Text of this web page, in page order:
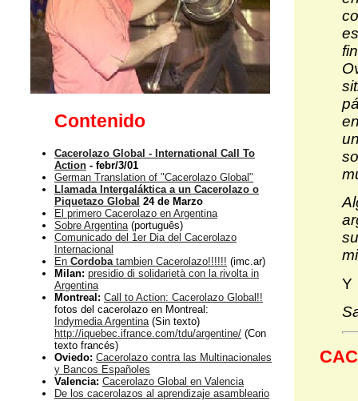
Contenido
Cacerolazo Global - International Call To
Action - febr/3/01
German Translation of "Cacerolazo Global"
Llamada Intergaláktica a un Cacerolazo o
Piquetazo Global 24 de Marzo
El primero Cacerolazo en Argentina
Sobre Argentina(português)
Comunicado del 1er Dia del Cacerolazo
Internacional
En Cordobatambien Cacerolazo!!!!!! (imc.ar)
Milan: presidio di solidarietà con la rivolta in
Argentina
Montreal: Call to Action: Cacerolazo Global!!
fotos del cacerolazo en Montreal:
Indymedia Argentina(Sin texto)
http://iquebec.ifrance.com/tdu/argentine/ (Con
texto francés)
Oviedo: Cacerolazo contra las Multinacionales
y Bancos Españoles
Valencia: Cacerolazo Global en Valencia
De los cacerolazos al aprendizaje asambleario
Y